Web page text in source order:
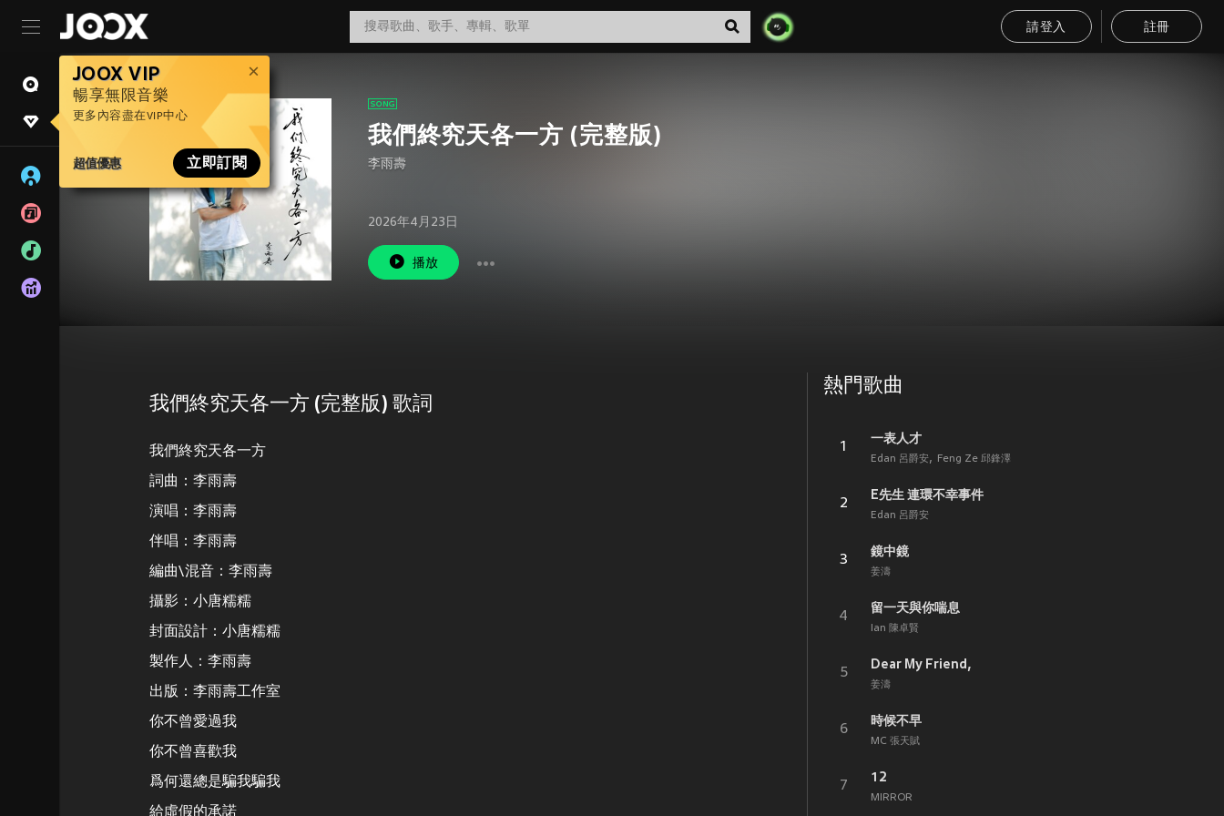
請登入 註冊
JOOX VIP
暢享無限音樂
更多內容盡在VIP中心
超值優惠 立即訂閱
我們終究天各一方 (完整版)
李雨壽
2026年4月23日
播放
我們終究天各一方 (完整版) 歌詞
我們終究天各一方
詞曲：李雨壽
演唱：李雨壽
伴唱：李雨壽
編曲\混音：李雨壽
攝影：小唐糯糯
封面設計：小唐糯糯
製作人：李雨壽
出版：李雨壽工作室
你不曾愛過我
你不曾喜歡我
爲何還總是騙我騙我
給虛假的承諾
熱門歌曲
1
一表人才
Edan 呂爵安 Feng Ze 邱鋒澤
2
E先生 連環不幸事件
Edan 呂爵安
3
鏡中鏡
姜濤
4
留一天與你喘息
Ian 陳卓賢
5
Dear My Friend,
姜濤
6
時候不早
MC 張天賦
7
12
MIRROR